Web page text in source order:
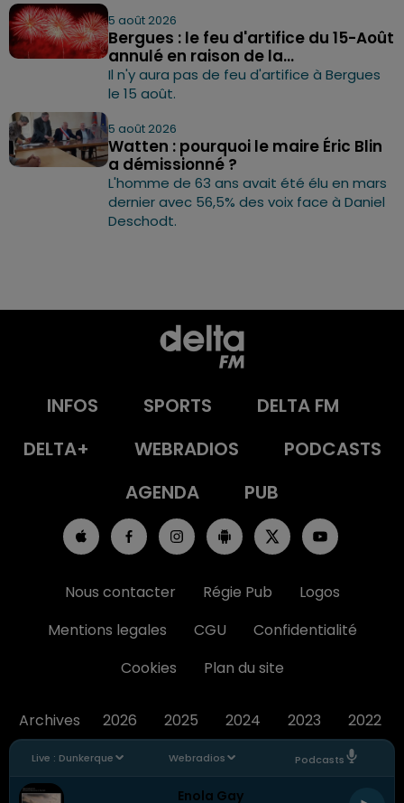
Live : Dunkerque Webradios Podcasts
Enola Gay
5 août 2026
Bergues : le feu d'artifice du 15-Août
annulé en raison de la...
Il n'y aura pas de feu d'artifice à Bergues
le 15 août.
5 août 2026
Watten : pourquoi le maire Éric Blin
a démissionné ?
L'homme de 63 ans avait été élu en mars
dernier avec 56,5% des voix face à Daniel
Deschodt.
INFOS SPORTS
DELTA FM
DELTA+
WEBRADIOS
PODCASTS
AGENDA
PUB
Nous contacter Régie Pub
Logos
Mentions legales
CGU
Confidentialité
Cookies
Plan du site
Archives 2026 2025 2024 2023 2022